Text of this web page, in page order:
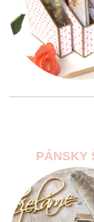
PÁNSKY